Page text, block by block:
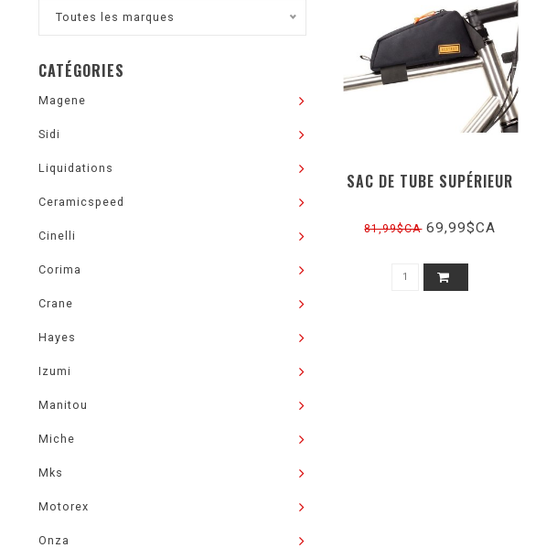
Toutes les marques
CATÉGORIES
Magene
Sidi
Liquidations
Ceramicspeed
Cinelli
Corima
Crane
Hayes
Izumi
Manitou
Miche
Mks
Motorex
Onza
SAC DE TUBE SUPÉRIEUR
81,99$CA69,99$CA